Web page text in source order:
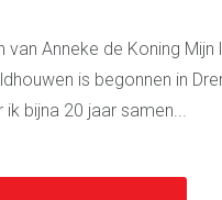
van Anneke de Koning Mijn
is begonnen in
ik bijna 20 jaar samen...